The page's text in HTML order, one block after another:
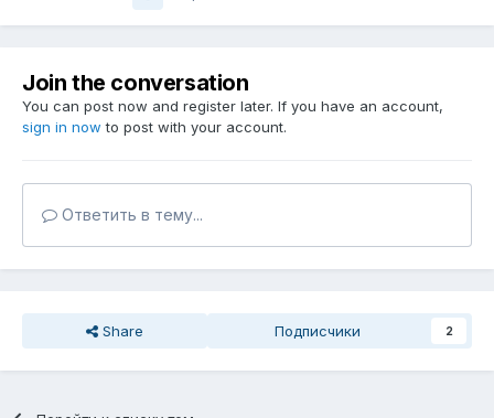
Join the conversation
You can post now and register later. If you have an account,
sign in now to post with your account.
Ответить в тему...
Share Подписчики 2